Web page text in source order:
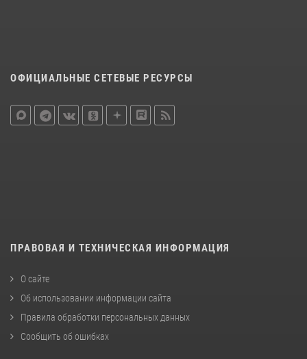
ОФИЦИАЛЬНЫЕ СЕТЕВЫЕ РЕСУРСЫ
ПРАВОВАЯ И ТЕХНИЧЕСКАЯ ИНФОРМАЦИЯ
О сайте
Об использовании информации сайта
Правила обработки персональных данных
Сообщить об ошибках